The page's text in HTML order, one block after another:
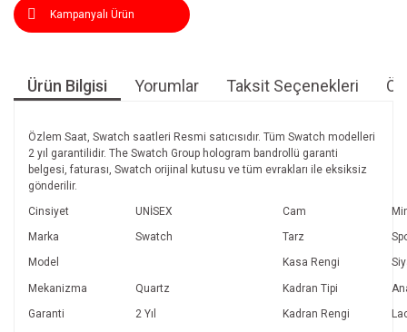
Kampanyalı Ürün
Ürün Bilgisi Yorumlar Taksit Seçenekleri
Özlem Saat, Swatch saatleri Resmi satıcısıdır. Tüm Swatch modelleri
2 yıl garantilidir. The Swatch Group hologram bandrollü garanti
belgesi, faturası, Swatch orijinal kutusu ve tüm evrakları ile eksiksiz
gönderilir.
Cinsiyet
UNİSEX Cam
Marka
Swatch Tarz
Model
Kasa Rengi
Mekanizma Quartz Kadran Tipi
Garanti
2 Yıl Kadran Rengi